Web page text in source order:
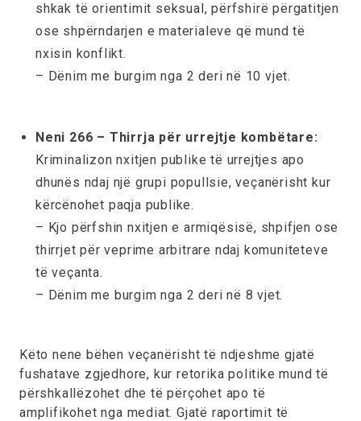
shkak të orientimit seksual, përfshirë përgatitjen
ose shpërndarjen e materialeve që mund të
nxisin konflikt.
– Dënim me burgim nga 2 deri në 10 vjet.
Neni 266 – Thirrja për urrejtje kombëtare:
Kriminalizon nxitjen publike të urrejtjes apo
dhunës ndaj një grupi popullsie, veçanërisht kur
kërcënohet paqja publike.
– Kjo përfshin nxitjen e armiqësisë, shpifjen ose
thirrjet për veprime arbitrare ndaj komuniteteve
të veçanta.
– Dënim me burgim nga 2 deri në 8 vjet.
Këto nene bëhen veçanërisht të ndjeshme gjatë
fushatave zgjedhore, kur retorika politike mund të
përshkallëzohet dhe të përçohet apo të
amplifikohet nga mediat. Gjatë raportimit të